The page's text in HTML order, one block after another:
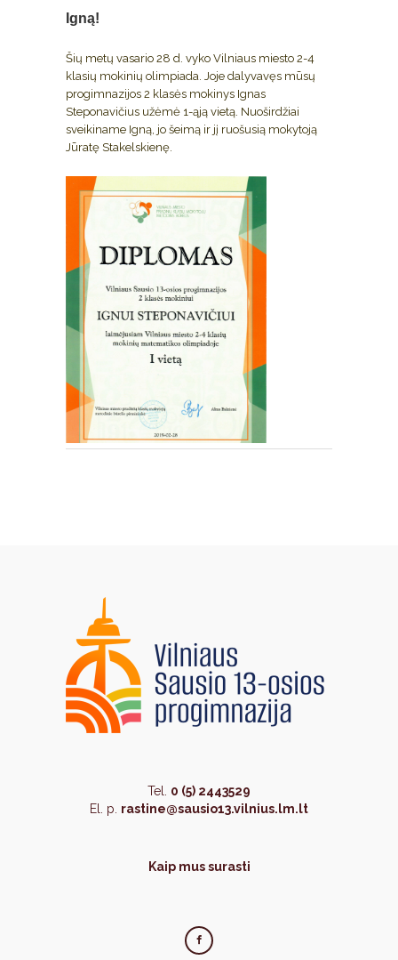
Igną!
Šių metų vasario 28 d. vyko Vilniaus miesto 2-4
klasių mokinių olimpiada. Joje dalyvavęs mūsų
progimnazijos 2 klasės mokinys Ignas
Steponavičius užėmė 1-ąją vietą. Nuoširdžiai
sveikiname Igną, jo šeimą ir jį ruošusią mokytoją
Jūratę Stakelskienę.
Tel. 0 (5) 2443529
El. p. rastine@sausio13.vilnius.lm.lt
Kaip mus surasti